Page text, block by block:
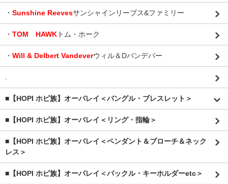
・ Sunshine Reevesサンシャインリーブス&ファミリー
・ TOM HAWK トム・ホーク
・ Will & Delbert Vandeverウィル＆Dバンデバー
.
■【HOPI ホピ族】オーバレイ＜バングル・ブレスレット＞
■【HOPI ホピ族】オーバレイ＜リング・指輪＞
■【HOPI ホピ族】オーバレイ＜ペンダント＆ブローチ＆ネック
レス＞
■【HOPI ホピ族】オーバレイ＜バックル・キーホルダーetc＞